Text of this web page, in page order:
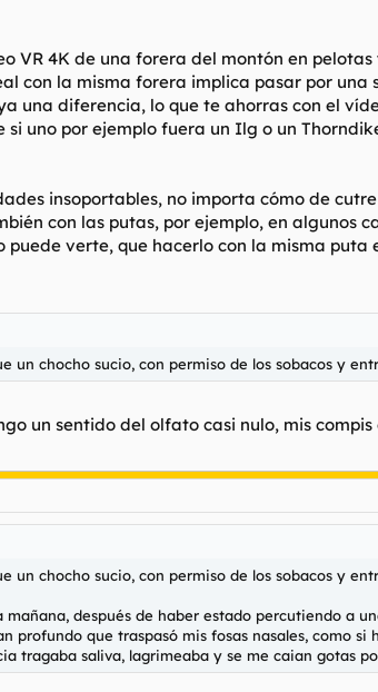
VR 4K de una forera del montón en
con la misma forera implica pasar por
una diferencia, lo que te ahorras con el
si uno por ejemplo fuera un Ilg o un
insoportables, no importa cómo de
con las putas, por ejemplo, en algunos
verte, que hacerlo con la misma
chocho sucio, con permiso de los sobacos y
un sentido del olfato casi nulo, mis
chocho sucio, con permiso de los sobacos y
después de haber estado percutiendo a
profundo que traspasó mis fosas nasales, como
tragaba saliva, lagrimeaba y se me caian gotas